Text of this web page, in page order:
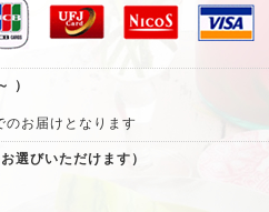
）
のお届けとなります
選びいただけます）